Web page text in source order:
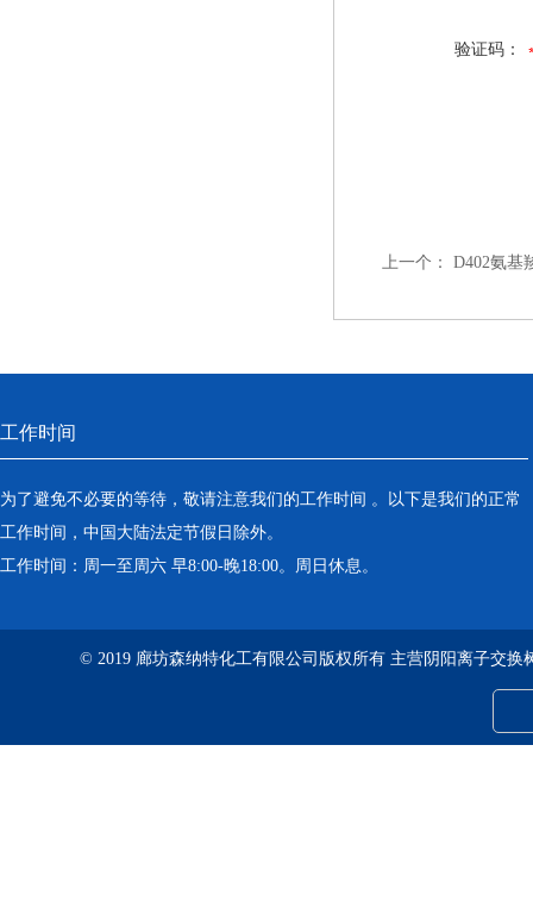
验证码：
上一个： D402氨基
工作时间
为了避免不必要的等待，敬请注意我们的工作时间 。以下是我们的正常
工作时间，中国大陆法定节假日除外。
工作时间：周一至周六 早8:00-晚18:00。周日休息。
© 2019 廊坊森纳特化工有限公司版权所有 主营阴阳离子交换